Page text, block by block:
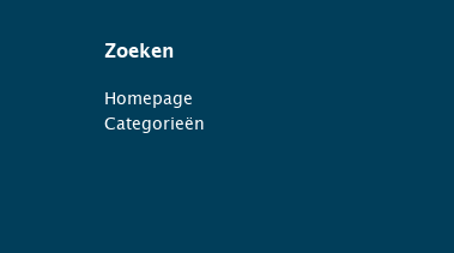
Zoeken
Homepage
Categorieën